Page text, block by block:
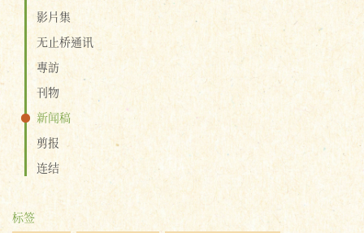
影片集
无止桥通讯
專訪
刊物
新闻稿
剪报
连结
标签